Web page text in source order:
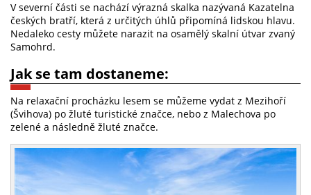
V severní části se nachází výrazná skalka nazývaná Kazatelna
českých bratří, která z určitých úhlů připomíná lidskou hlavu.
Nedaleko cesty můžete narazit na osamělý skalní útvar zvaný
Samohrd.
Jak se tam dostaneme:
Na relaxační procházku lesem se můžeme vydat z Mezihoří
(Švihova) po žluté turistické značce, nebo z Malechova po
zelené a následně žluté značce.